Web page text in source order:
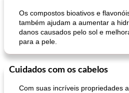
Os compostos bioativos e
também ajudam a aumentar a
danos causados ​​pelo sol e
para a pele.
Cuidados com os cabelos
Com suas incríveis propriedades